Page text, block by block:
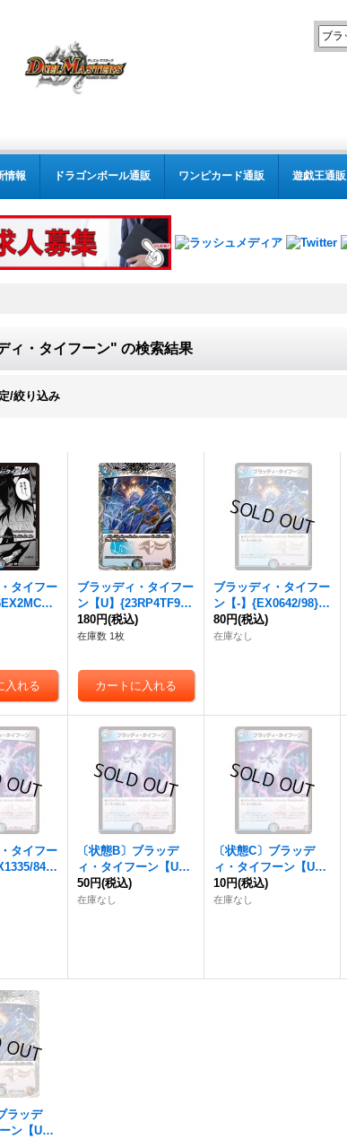
情報 ドラゴンボール通販 ワンピカード通販 遊戯王通販
ィ・タイフーン" の検索結果
/絞り込み
タイフー
ブラッディ・タイフー
ン 【U】{23RP4TF9/T
F10}《多》
180円(税込)
在庫数 1枚
ブラッディ・タイフー
ン 【-】{EX0642/98}
《多》
80円(税込)
在庫なし
タイフー
84}
〔状態B〕 ブラッデ
ィ・タイフーン 【U】
{EX1335/84}《多》
50円(税込)
在庫なし
〔状態C〕 ブラッデ
ィ・タイフーン 【U】
{EX1335/84}《多》
10円(税込)
在庫なし
ラッデ
ン 【U】